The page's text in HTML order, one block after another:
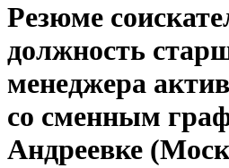
Резюме
должность
менеджера
со сменным
Андреевке